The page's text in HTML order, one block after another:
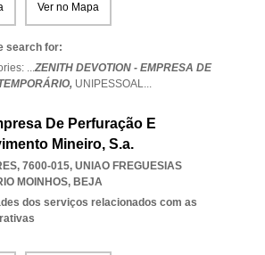
Ver no Mapa
search for:
...ZENITH DEVOTION - EMPRESA DE
UNIPESSOAL...
De Perfuração E
Mineiro, S.a.
7600-015, UNIAO FREGUESIAS
MOINHOS, BEJA
dos serviços relacionados com as